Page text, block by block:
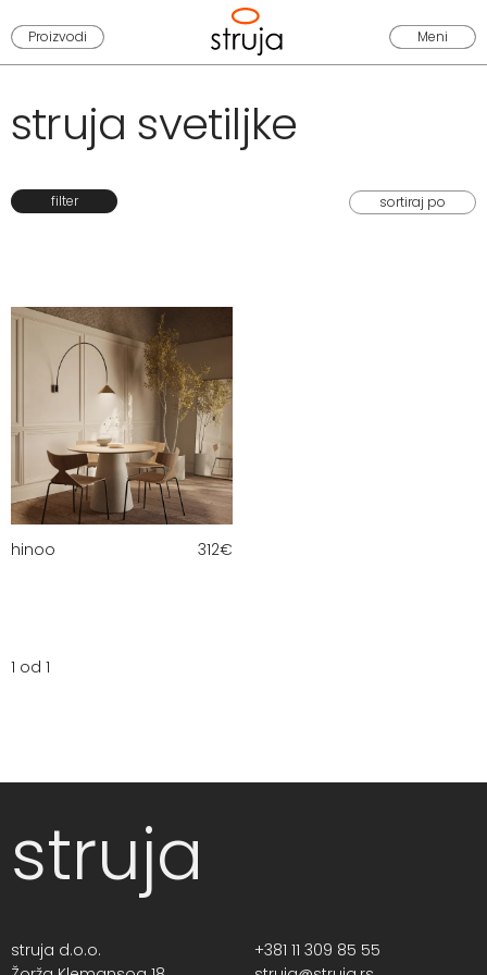
Proizvodi Meni
struja svetiljke
filter
hinoo 312€
1 od 1
struja
struja d.o.o.
+381 11 309 85 55